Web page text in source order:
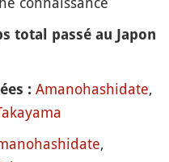
total passé au Japon
: Amanohashidate,
,